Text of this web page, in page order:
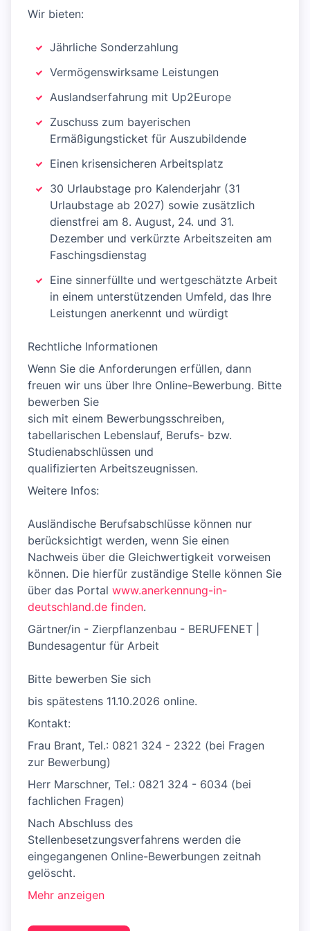
Wir bieten:
Jährliche Sonderzahlung
Vermögenswirksame Leistungen
Auslandserfahrung mit Up2Europe
Zuschuss zum bayerischen
Ermäßigungsticket für Auszubildende
Einen krisensicheren Arbeitsplatz
30 Urlaubstage pro Kalenderjahr (31
Urlaubstage ab 2027) sowie zusätzlich
dienstfrei am 8. August, 24. und 31.
Dezember und verkürzte Arbeitszeiten am
Faschingsdienstag
Eine sinnerfüllte und wertgeschätzte Arbeit
in einem unterstützenden Umfeld, das Ihre
Leistungen anerkennt und würdigt
Rechtliche Informationen
Wenn Sie die Anforderungen erfüllen, dann
freuen wir uns über Ihre Online-Bewerbung. Bitte
bewerben Sie
sich mit einem Bewerbungsschreiben,
tabellarischen Lebenslauf, Berufs- bzw.
Studienabschlüssen und
qualifizierten Arbeitszeugnissen.
Weitere Infos:
Ausländische Berufsabschlüsse können nur
berücksichtigt werden, wenn Sie einen
Nachweis über die Gleichwertigkeit vorweisen
können. Die hierfür zuständige Stelle können Sie
über das Portal www.anerkennung-in-
deutschland.de finden.
Gärtner/in - Zierpflanzenbau - BERUFENET |
Bundesagentur für Arbeit
Bitte bewerben Sie sich
bis spätestens 11.10.2026 online.
Kontakt:
Frau Brant, Tel.: 0821 324 - 2322 (bei Fragen
zur Bewerbung)
Herr Marschner, Tel.: 0821 324 - 6034 (bei
fachlichen Fragen)
Nach Abschluss des
Stellenbesetzungsverfahrens werden die
eingegangenen Online-Bewerbungen zeitnah
gelöscht.
Mehr anzeigen